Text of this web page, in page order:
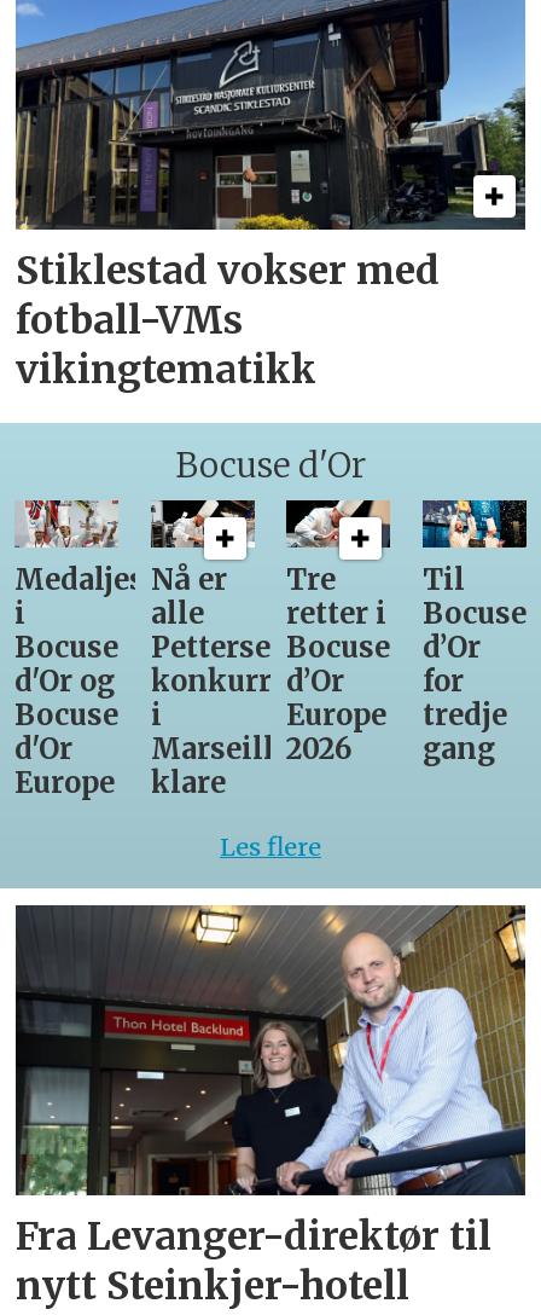
Stiklestad vokser med
fotball-VMs
vikingtematikk
Bocuse d'Or
Medaljestatistikk
i
Bocuse
d'Or og
Bocuse
d'Or
Europe
Nå er
alle
Pettersens
konkurrenter
i
Marseille
klare
Tre
retter i
Bocuse
d’Or
Europe
2026
Til
Bocuse
d’Or
for
tredje
gang
Les flere
Fra Levanger-direktør til
nytt Steinkjer-hotell